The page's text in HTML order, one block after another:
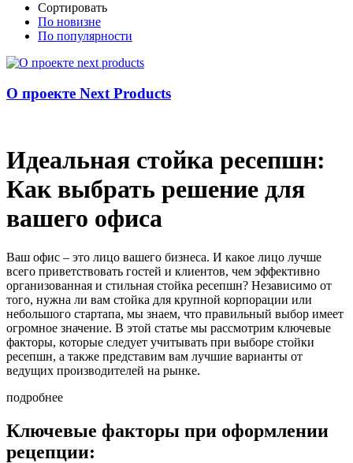
Сортировать
По новизне
По популярности
О проекте Next Products
Идеальная стойка ресепшн:
Как выбрать решение для
вашего офиса
Ваш офис – это лицо вашего бизнеса. И какое лицо лучше
всего приветствовать гостей и клиентов, чем эффективно
организованная и стильная стойка ресепшн? Независимо от
того, нужна ли вам стойка для крупной корпорации или
небольшого стартапа, мы знаем, что правильный выбор имеет
огромное значение. В этой статье мы рассмотрим ключевые
факторы, которые следует учитывать при выборе стойки
ресепшн, а также представим вам лучшие варианты от
ведущих производителей на рынке.
подробнее
Ключевые факторы при оформлении
рецепции: